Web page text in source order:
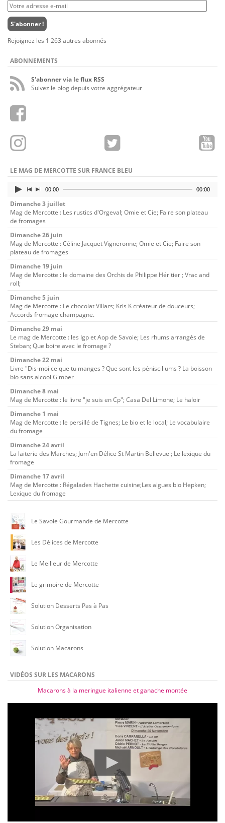
Votre
adresse
e-
mail
S'abonner !
Rejoignez les 1 263 autres abonnés
ABONNEMENTS
S'abonner via le flux RSS
Suivez le blog depuis votre aggrégateur
LE MAG DE MERCOTTE SUR FRANCE BLEU
00:00 00:00
Dimanche 3 juillet
Mag de Mercotte : Les rustics d'Orgeval; Omie et Cie; Faire son plateau
de fromages
Dimanche 26 juin
Mag de Mercotte : Céline Jacquet Vigneronne; Omie et Cie; Faire son
plateau de fromages
Dimanche 19 juin
Mag de Mercotte : le domaine des Orchis de Philippe Héritier ; Vrac and
roll;
Dimanche 5 juin
Mag de Mercotte : Le chocolat Villars; Kris K créateur de douceurs;
Accords fromage champagne.
Dimanche 29 mai
Le mag de Mercotte : les Igp et Aop de Savoie; Les rhums arrangés de
Steban; Que boire avec le fromage ?
Dimanche 22 mai
Livre "Dis-moi ce que tu manges ? Que sont les pénisciliums ? La boisson
bio sans alcool Gimber
Dimanche 8 mai
Mag de Mercotte : le livre "je suis en Cp"; Casa Del Limone; Le haloir
Dimanche 1 mai
Mag de Mercotte : le persillé de Tignes; Le bio et le local; Le vocabulaire
du fromage
Dimanche 24 avril
La laiterie des Marches; Jum'en Délice St Martin Bellevue ; Le lexique du
fromage
Dimanche 17 avril
Mag de Mercotte : Régalades Hachette cuisine;Les algues bio Hepken;
Lexique du fromage
Le Savoie Gourmande de Mercotte
Les Délices de Mercotte
Le Meilleur de Mercotte
Le grimoire de Mercotte
Solution Desserts Pas à Pas
Solution Organisation
Solution Macarons
VIDÉOS SUR LES MACARONS
Macarons à la meringue italienne et ganache montée